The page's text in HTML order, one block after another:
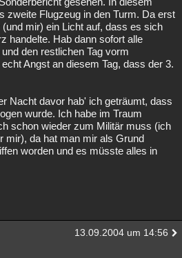
zweite Flugzeug in den Turm. Da erst
mir) ein Licht auf, dass es sich
handelte. Hab dann sofort alle
den restlichen Tag vorm
Angst an diesem Tag, dass der 3.
Nacht davor hab' ich geträumt, dass
wurde. Ich habe im Traum
schon wieder zum Militär muss (ich
mir), da hat man mir als Grund
worden und es müsste alles in
13.09.2004 um 14:56